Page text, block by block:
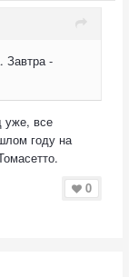
Завтра -
уже, все
году на
0